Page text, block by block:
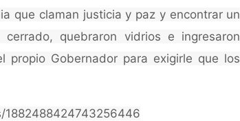
que claman justicia y paz y encontrar un
quebraron vidrios e ingresaron
propio Gobernador para exigirle que los